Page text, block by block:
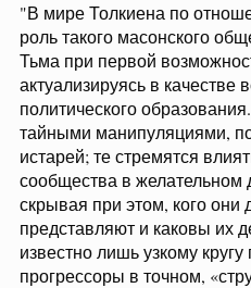
"В мире Толкиена по
роль такого масонского
Тьма при первой
актуализируясь в качестве
политического
тайными манипуляциями,
истарей; те стремятся
сообщества в желательном
скрывая при этом, кого они
представляют и каковы их
известно лишь узкому
прогрессоры в точном,